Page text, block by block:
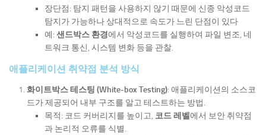
장단점: 탐지 패턴을 사용하지 않기 때문에 신종 악성코드
탐지가 가능하나 상대적으로 속도가 느린 단점이 있다
예: 샌드박스 환경에서 악성코드를 실행하여 파일 변조, 네
트워크 통신, 시스템 변화 등을 관찰.
애플리케이션 취약점 분석 방식
화이트박스 테스팅 (White-box Testing): 애플리케이션의 소스코
드가 제공되어 내부 구조를 알고 테스트하는 방법.
목적: 코드 커버리지를 높이고, 코드 레벨 에서 보안 취약점
과 논리적 오류를 식별.